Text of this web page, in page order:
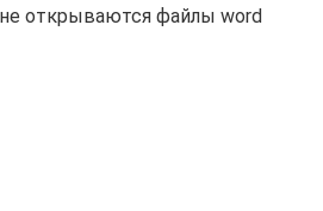
открываются файлы word